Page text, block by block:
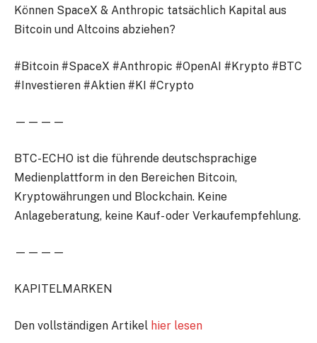
Können SpaceX & Anthropic tatsächlich Kapital aus
Bitcoin und Altcoins abziehen?
#Bitcoin #SpaceX #Anthropic #OpenAI #Krypto #BTC
#Investieren #Aktien #KI #Crypto
————
BTC-ECHO ist die führende deutschsprachige
Medienplattform in den Bereichen Bitcoin,
Kryptowährungen und Blockchain. Keine
Anlageberatung, keine Kauf- oder Verkaufempfehlung.
————
KAPITELMARKEN
Den vollständigen Artikel hier lesen